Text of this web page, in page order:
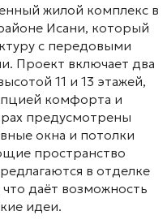
жилой комплекс в
Исани, который
с передовыми
. Проект включает два
11 и 13 этажей,
комфорта и
предусмотрены
окна и потолки
пространство
в отделке
даёт возможность
идеи.